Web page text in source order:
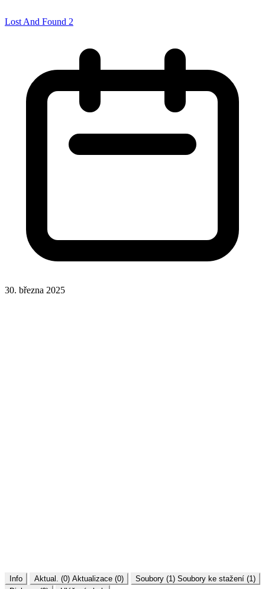
Lost And Found 2
30. března 2025
Info Aktual. (0) Aktualizace (0) Soubory (1) Soubory ke stažení (1)